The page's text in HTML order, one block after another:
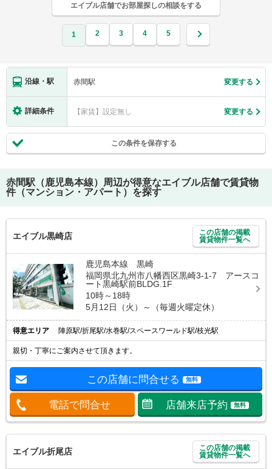
エイブル店舗でお部屋探しの相談をする
1 2 3 4 5
沿線・駅 赤間駅 変更する
詳細条件 【家賃】設定無し 変更する
この条件を保存する
赤間駅（鹿児島本線）
周辺が得意なエイブル店舗で賃貸物
件（マンション・アパート）を探す
エイブル黒崎店
この店舗の掲載
賃貸物件一覧へ
鹿児島本線 黒崎
福岡県北九州市八幡西区黒崎3-1-7 アースコ
ート黒崎駅前BLDG.1F
10時～18時
5月12日（火）～（毎週火曜定休）
得意エリア 陣原駅/折尾駅/水巻駅/スペースワールド駅/枝光駅
親切・丁寧にご案内させて頂きます。
この店舗に問合せる 無料
電話で問合せ 店舗来店予約 無料
エイブル折尾店
この店舗の掲載
賃貸物件一覧へ